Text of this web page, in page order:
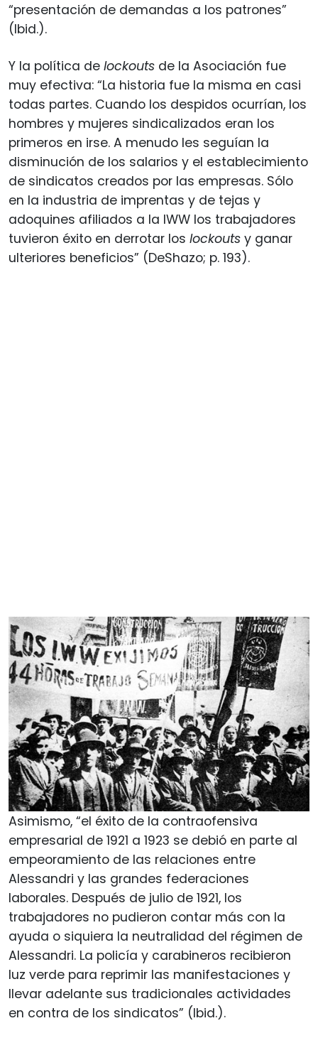
“presentación de demandas a los patrones”
(Ibid.).
Y la política de lockouts de la Asociación fue
muy efectiva: “La historia fue la misma en casi
todas partes. Cuando los despidos ocurrían, los
hombres y mujeres sindicalizados eran los
primeros en irse. A menudo les seguían la
disminución de los salarios y el establecimiento
de sindicatos creados por las empresas. Sólo
en la industria de imprentas y de tejas y
adoquines afiliados a la IWW los trabajadores
tuvieron éxito en derrotar los lockouts y ganar
ulteriores beneficios” (DeShazo; p. 193).
Asimismo, “el éxito de la contraofensiva
empresarial de 1921 a 1923 se debió en parte al
empeoramiento de las relaciones entre
Alessandri y las grandes federaciones
laborales. Después de julio de 1921, los
trabajadores no pudieron contar más con la
ayuda o siquiera la neutralidad del régimen de
Alessandri. La policía y carabineros recibieron
luz verde para reprimir las manifestaciones y
llevar adelante sus tradicionales actividades
en contra de los sindicatos” (Ibid.).